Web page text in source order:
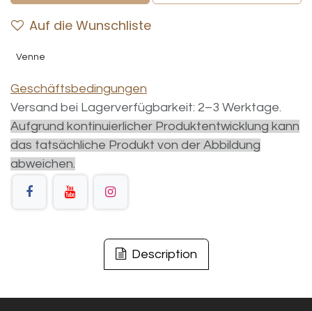
Auf die Wunschliste
Venne
Geschäftsbedingungen
Versand bei Lagerverfügbarkeit: 2–3 Werktage.
Aufgrund kontinuierlicher Produktentwicklung kann
das tatsächliche Produkt von der Abbildung
abweichen.
Description